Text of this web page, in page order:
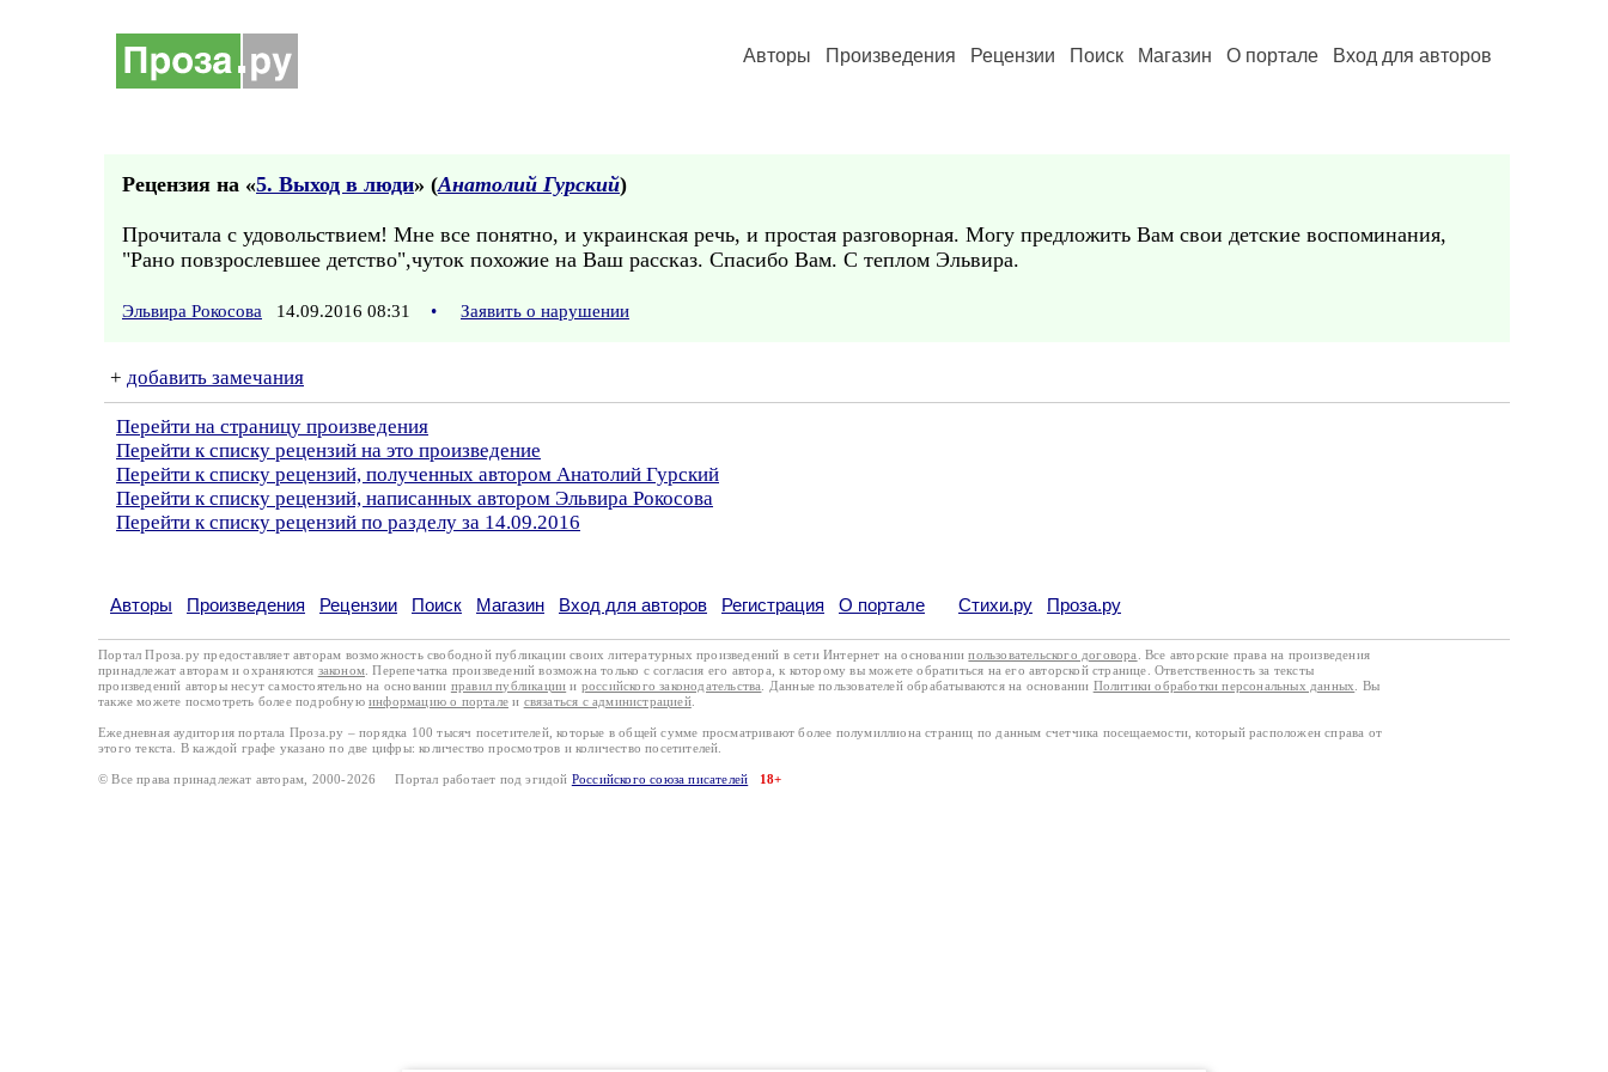
Авторы Произведения Рецензии Поиск Магазин О портале Вход для авторов
Рецензия на «5. Выход в люди» (Анатолий Гурский)
Прочитала с удовольствием! Мне все понятно, и украинская речь, и простая разговорная. Могу предложить Вам свои детские воспоминания,
"Рано повзрослевшее детство",чуток похожие на Ваш рассказ. Спасибо Вам. С теплом Эльвира.
Эльвира Рокосова 14.09.2016 08:31 • Заявить о нарушении
+ добавить замечания
Перейти на страницу произведения
Перейти к списку рецензий на это произведение
Перейти к списку рецензий, полученных автором Анатолий Гурский
Перейти к списку рецензий, написанных автором Эльвира Рокосова
Перейти к списку рецензий по разделу за 14.09.2016
Авторы Произведения Рецензии Поиск Магазин Вход для авторов Регистрация О портале Стихи.ру Проза.ру
Портал Проза.ру предоставляет авторам возможность свободной публикации своих литературных произведений в сети Интернет на основаниипользовательского договора
. Все авторские права на произведения
принадлежат авторам и охраняются законом . Перепечатка произведений возможна только с согласия его автора, к которому вы можете обратиться на его авторской странице. Ответственность за тексты
произведений авторы несут самостоятельно на основании правил публикации и российского законодательства . Данные пользователей обрабатываются на основании Политики обработки персональных данных
. Вы
также можете посмотреть более подробную информацию о портале и связаться с администрацией.
Ежедневная аудитория портала Проза.ру – порядка 100 тысяч посетителей, которые в общей сумме просматривают более полумиллиона страниц по данным счетчика посещаемости, который расположен справа от
этого текста. В каждой графе указано по две цифры: количество просмотров и количество посетителей.
© Все права принадлежат авторам, 2000-2026 Портал работает под эгидой Российского союза писателей 18+